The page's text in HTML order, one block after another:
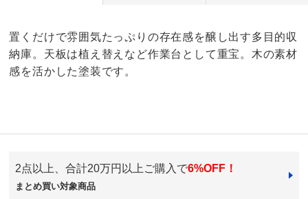
置くだけで雰囲気たっぷりの存在感を醸し出す多目的収
納庫。天板は植え替えなど作業台として重宝。木の素材
感を活かした塗装です。
商品番号 900-G001-08
★★★★★
2点以上、合計20万円以上ご購入で6%OFF！
まとめ買い対象商品